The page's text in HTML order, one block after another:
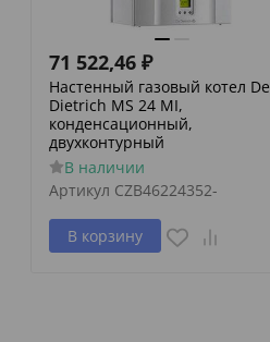
71 522,46 ₽
Настенный газовый котел De
Dietrich MS 24 MI,
конденсационный,
двухконтурный
В наличии
Артикул CZB46224352-
В корзину